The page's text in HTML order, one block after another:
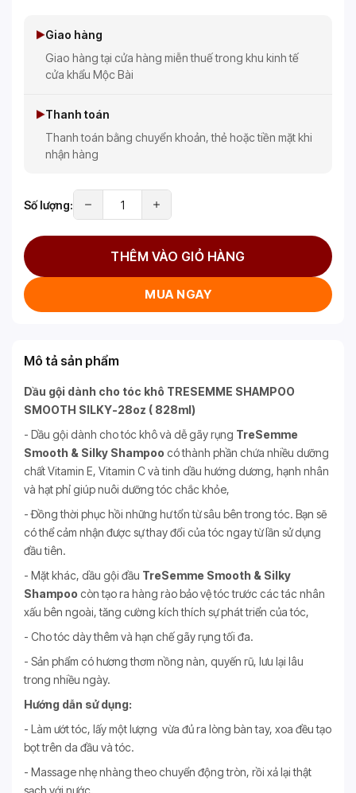
Giao hàng
Giao hàng tại cửa hàng miễn thuế trong khu kinh tế
cửa khẩu Mộc Bài
Thanh toán
Thanh toán bằng chuyển khoản, thẻ hoặc tiền mặt khi
nhận hàng
Số lượng:
THÊM VÀO GIỎ HÀNG
MUA NGAY
Mô tả sản phẩm
Dầu gội dành cho tóc khô TRESEMME SHAMPOO
SMOOTH SILKY-28oz ( 828ml)
- Dầu gội dành cho tóc khô và dễ gãy rụng TreSemme
Smooth & Silky Shampoo có thành phần chứa nhiều dưỡng
chất Vitamin E, Vitamin C và tinh dầu hướng dương, hạnh nhân
và hạt phỉ giúp nuôi dưỡng tóc chắc khỏe,
- Đồng thời phục hồi những hư tổn từ sâu bên trong tóc. Bạn sẽ
có thể cảm nhận được sự thay đổi của tóc ngay từ lần sử dụng
đầu tiên.
- Mặt khác, dầu gội đầu TreSemme Smooth & Silky
Shampoo còn tạo ra hàng rào bảo vệ tóc trước các tác nhân
xấu bên ngoài, tăng cường kích thích sự phát triển của tóc,
- Cho tóc dày thêm và hạn chế gãy rụng tối đa.
- Sản phẩm có hương thơm nồng nàn, quyến rũ, lưu lại lâu
trong nhiều ngày.
Hướng dẫn sử dụng:
- Làm ướt tóc, lấy một lượng vừa đủ ra lòng bàn tay, xoa đều tạo
bọt trên da đầu và tóc.
- Massage nhẹ nhàng theo chuyển động tròn, rồi xả lại thật